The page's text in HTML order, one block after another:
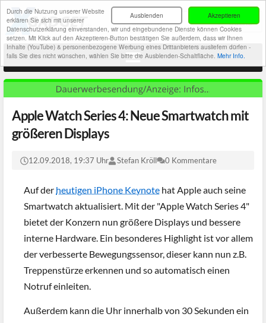
Akzeptieren
Ausblenden
Durch die Nutzung unserer Website
erklären Sie sich mit unserer
Datenschutzerklärung einverstanden, wir und eingebundene Dienste können Cookies
setzen. Mit Klick auf den Akzeptieren-Button bestätigen Sie außerdem, dass wir Ihnen
Inhalte (YouTube) & personenbezogene Werbung eines Drittanbieters ausliefern dürfen -
falls Sie dies nicht wünschen, wählen Sie bitte die Ausblenden-Schaltfläche. Mehr Info.
Apple Watch Series 4: Neue Smartwatch mit
größeren Displays
12.09.2018, 19:37 Uhr Stefan Kröll 0 Kommentare
Auf der heutigen iPhone Keynote hat Apple auch seine
Smartwatch aktualisiert. Mit der "Apple Watch Series 4"
bietet der Konzern nun größere Displays und bessere
interne Hardware. Ein besonderes Highlight ist vor allem
der verbesserte Bewegungssensor, dieser kann nun z.B.
Treppenstürze erkennen und so automatisch einen
Notruf einleiten.
Außerdem kann die Uhr innerhalb von 30 Sekunden ein